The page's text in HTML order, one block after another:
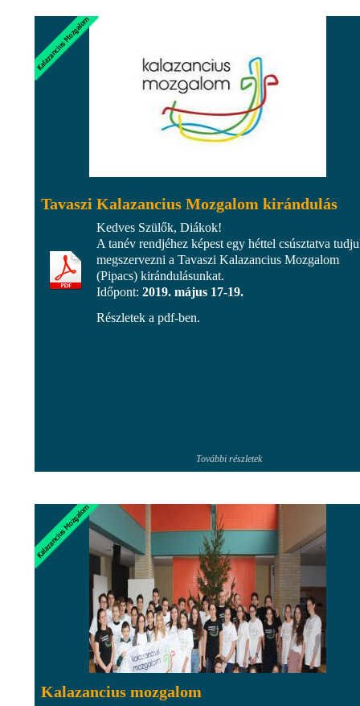
Tavaszi Kalazancius Mozgalom kirándulás
Kedves Szülők, Diákok!
A tanév rendjéhez képest egy héttel csúsztatva
megszervezni a Tavaszi Kalazancius Mozgalom
(Pipacs) kirándulásunkat.
Időpont: 2019. május 17-19.
Részletek a pdf-ben.
További részletek
Kalazancius mozgalom